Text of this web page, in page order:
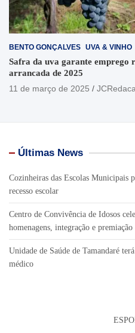
BENTO GONÇALVES UVA & VINHO
Safra da uva garante emprego
arrancada de 2025
11 de março de 2025
Últimas News
Cozinheiras das Escolas Municipais
recesso escolar
Centro de Convivência de Idosos
homenagens, integração e
Unidade de Saúde de Tamandaré
médico